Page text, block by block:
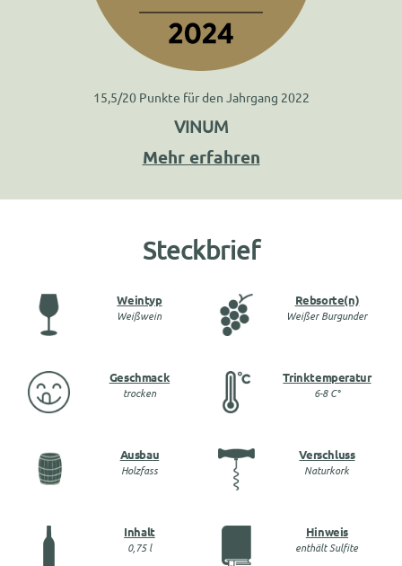
15,5/20 Punkte für den Jahrgang 2022
VINUM
Mehr erfahren
Steckbrief
Weintyp
Weißwein
Rebsorte(n)
Weißer Burgunder
Geschmack
trocken
Trinktemperatur
6-8 C°
Ausbau
Holzfass
Verschluss
Naturkork
Inhalt
0,75 l
Hinweis
enthält Sulfite